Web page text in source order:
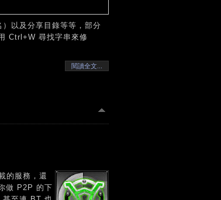
以及分享目錄等等，部分
Ctrl+W 尋找字串來修
閱讀全文...
的服務，還
做 P2P 的下